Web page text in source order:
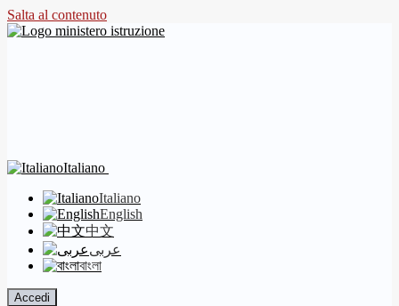
Salta al contenuto
Italiano
Italiano
English
中文
عربى
বাংলা
Accedi